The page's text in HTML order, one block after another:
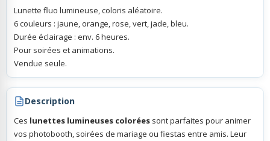
Lunette fluo lumineuse, coloris aléatoire.
6 couleurs : jaune, orange, rose, vert, jade, bleu.
Durée éclairage : env. 6 heures.
Pour soirées et animations.
Vendue seule.
Description
Ces lunettes lumineuses colorées sont parfaites pour animer
vos photobooth, soirées de mariage ou fiestas entre amis. Leur